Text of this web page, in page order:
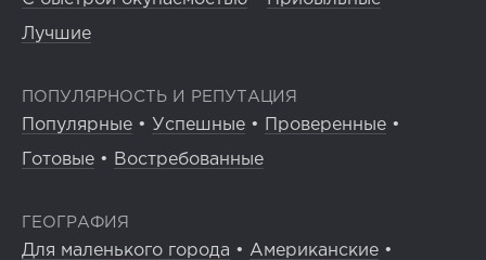
Лучшие
ПОПУЛЯРНОСТЬ И РЕПУТАЦИЯ
Популярные • Успешные • Проверенные •
Готовые • Востребованные
ГЕОГРАФИЯ
Для маленького города • Американские •